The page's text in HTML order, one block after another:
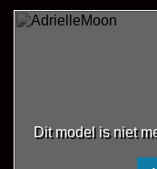
Dit model is niet